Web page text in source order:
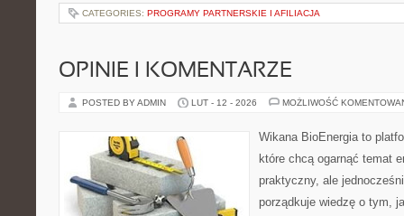
CATEGORIES: PROGRAMY PARTNERSKIE I AFILIACJA
OPINIE I KOMENTARZE
POSTED BY ADMIN LUT - 12 - 2026 MOŻLIWOŚĆ
Wikana BioEnergia to
które chcą ogarnąć temat
praktyczny, ale
porządkuje wiedzę o tym,